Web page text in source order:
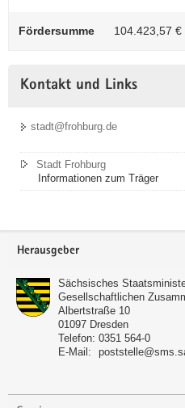
Fördersumme 104.423,57 €
Kontakt und Links
stadt@frohburg.de
Stadt Frohburg
Informationen zum Träger
Footer-
Herausgeber
Sächsisches
Gesellschaftlichen
Albertstraße 10
01097 Dresden
Telefon: 0351 564-0
E-Mail: